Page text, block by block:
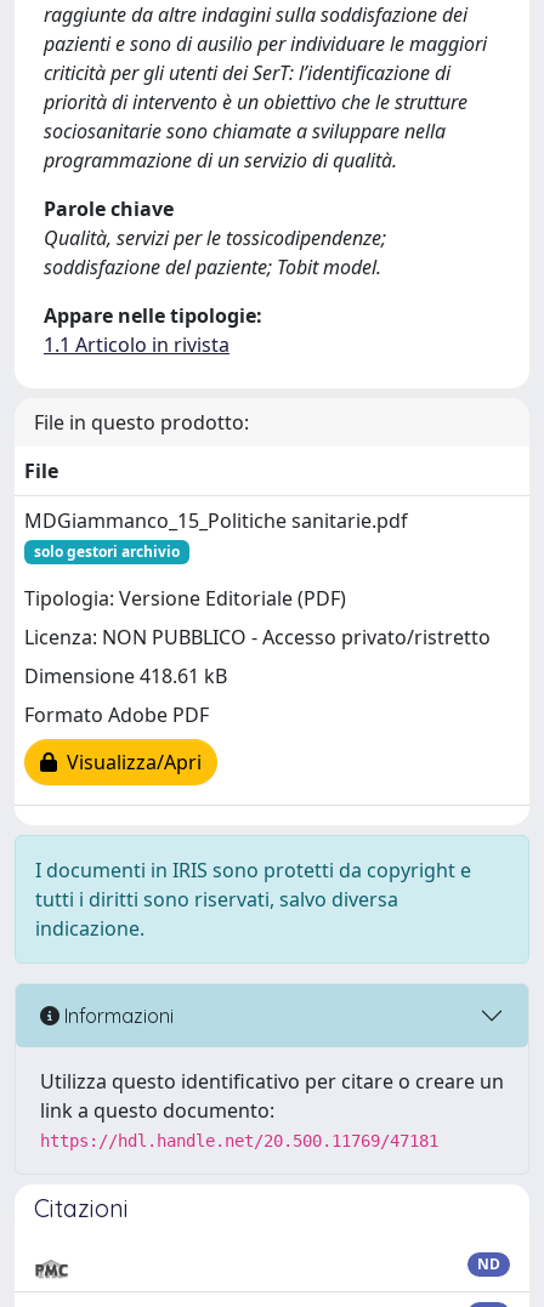
raggiunte da altre indagini sulla soddisfazione dei
pazienti e sono di ausilio per individuare le maggiori
criticità per gli utenti dei SerT: l’identificazione di
priorità di intervento è un obiettivo che le strutture
sociosanitarie sono chiamate a sviluppare nella
programmazione di un servizio di qualità.
Parole chiave
Qualità, servizi per le tossicodipendenze;
soddisfazione del paziente; Tobit model.
Appare nelle tipologie:
1.1 Articolo in rivista
File in questo prodotto:
File
MDGiammanco_15_Politiche sanitarie.pdf
solo gestori archivio
Tipologia: Versione Editoriale (PDF)
Licenza: NON PUBBLICO - Accesso privato/ristretto
Dimensione 418.61 kB
Formato Adobe PDF
Visualizza/Apri
I documenti in IRIS sono protetti da copyright e
tutti i diritti sono riservati, salvo diversa
indicazione.
Informazioni
Utilizza questo identificativo per citare o creare un
link a questo documento:
https://hdl.handle.net/20.500.11769/47181
Citazioni
ND